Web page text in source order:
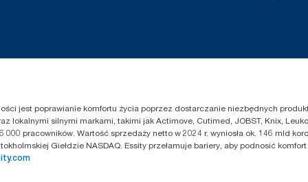
jest poprawianie komfortu życia poprzez dostarczanie niezbędnych
lokalnymi silnymi markami, takimi jak Actimove, Cutimed, JOBST, Knix,
pracowników. Wartość sprzedaży netto w 2024 r. wyniosła ok. 146 mld
Giełdzie NASDAQ. Essity przełamuje bariery, aby podnosić